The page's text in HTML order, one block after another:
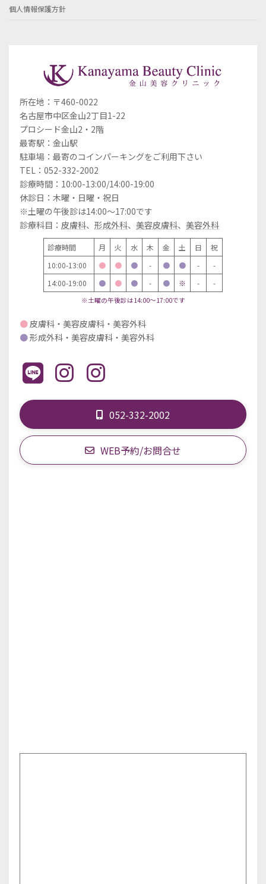
個人情報保護方針
所在地：〒460-0022
名古屋市中区金山2丁目1-22
プロシード金山2・2階
最寄駅：金山駅
駐車場：最寄のコインパーキングをご利用下さい
TEL：052-332-2002
診療時間：10:00-13:00/14:00-19:00
休診日：木曜・日曜・祝日
※土曜の午後診は14:00～17:00です
診療科目： 皮膚科、 形成外科、 美容皮膚科、 美容外科
診療時間 月 火 水 木 金 土 日
祝
10:00-13:00
● ● ● - ● ● -
-
14:00-19:00
● ● ● - ● ※ - -
※土曜の午後診は14:00～17:00です
● 皮膚科・美容皮膚科・美容外科
●形成外科・美容皮膚科・美容外科
052-332-2002
WEB予約/お問合せ